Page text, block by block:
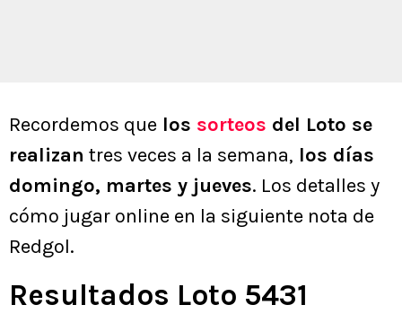
Recordemos que los sorteos del Loto se
realizan tres veces a la semana, los días
domingo, martes y jueves. Los detalles y
cómo jugar online en la siguiente nota de
Redgol.
Resultados Loto 5431